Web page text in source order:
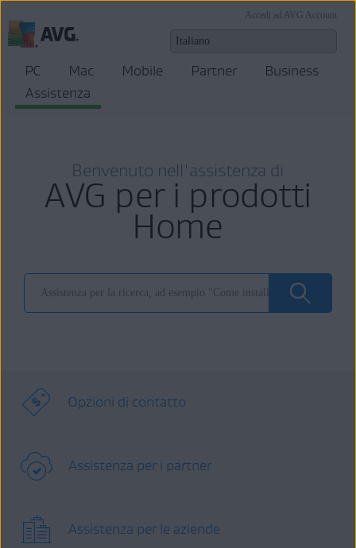
Accedi ad AVG Account
PC Mac Mobile Partner
Business
Assistenza
Benvenuto nell'assistenza di
AVG per i prodotti
Home
Opzioni di contatto
Assistenza per i partner
Assistenza per le aziende